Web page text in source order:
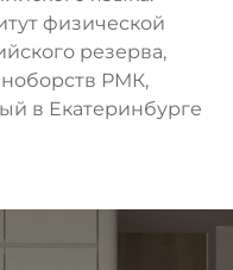
физической
резерва,
РМК,
в Екатеринбурге